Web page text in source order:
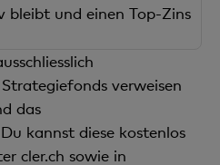
dir bei einer
angezeigt.
vom Sparkonto
ein externes Konto ist
für dich verursachen
und einen Top-Zins
verweisen
das
kannst diese kostenlos
cler.ch sowie in